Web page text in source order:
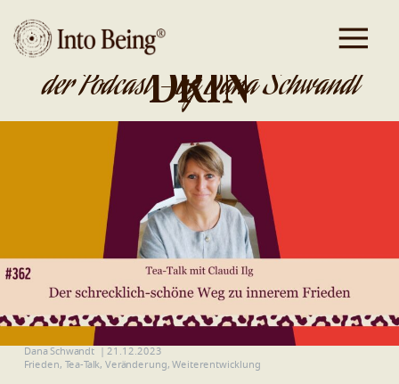
DA IST GOLD
DRIN
der Podcast - by Dana Schwandt
Dana Schwandt
21.12.2023
Frieden, Tea-Talk, Veränderung,Weiterentwicklung